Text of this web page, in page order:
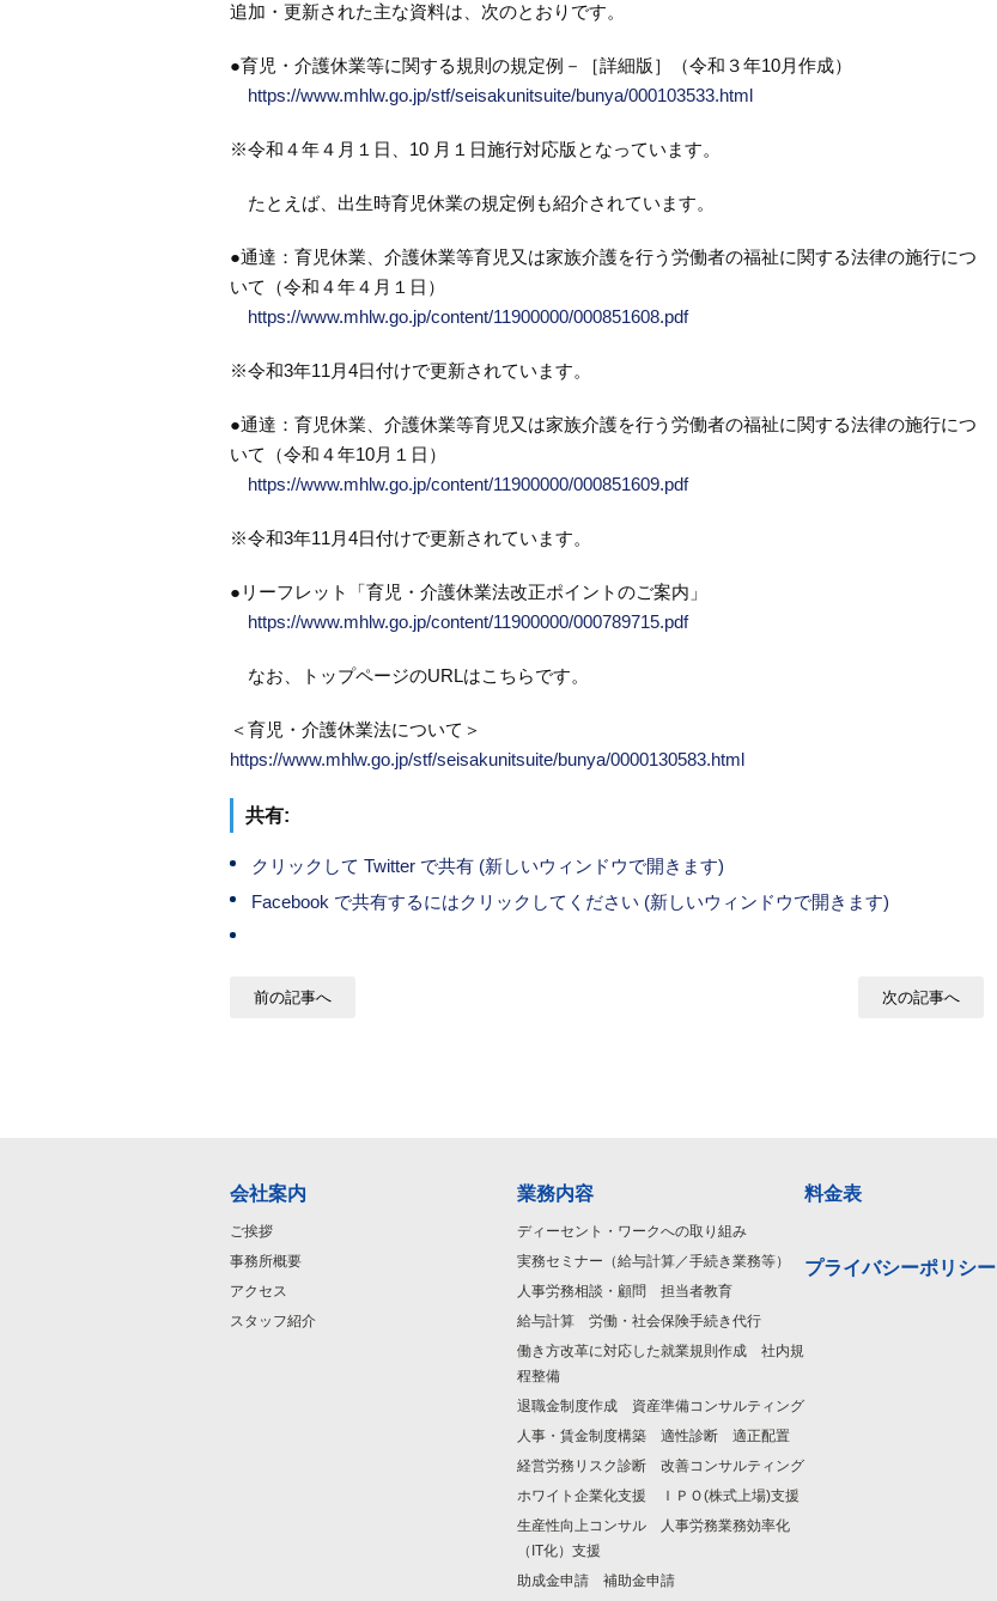
追加・更新された主な資料は、次のとおりです。
●育児・介護休業等に関する規則の規定例－［詳細版］（令和３年10月作成）
https://www.mhlw.go.jp/stf/seisakunitsuite/bunya/000103533.html
※令和４年４月１日、10 月１日施行対応版となっています。
たとえば、出生時育児休業の規定例も紹介されています。
●通達：育児休業、介護休業等育児又は家族介護を行う労働者の福祉に関する法律の施行につ
いて（令和４年４月１日）
https://www.mhlw.go.jp/content/11900000/000851608.pdf
※令和3年11月4日付けで更新されています。
●通達：育児休業、介護休業等育児又は家族介護を行う労働者の福祉に関する法律の施行につ
いて（令和４年10月１日）
https://www.mhlw.go.jp/content/11900000/000851609.pdf
※令和3年11月4日付けで更新されています。
●リーフレット「育児・介護休業法改正ポイントのご案内」
https://www.mhlw.go.jp/content/11900000/000789715.pdf
なお、トップページのURLはこちらです。
＜育児・介護休業法について＞
https://www.mhlw.go.jp/stf/seisakunitsuite/bunya/0000130583.html
共有:
クリックして Twitter で共有 (新しいウィンドウで開きます)
Facebook で共有するにはクリックしてください (新しいウィンドウで開きます)
前の記事へ 次の記事へ
会社案内
ご挨拶
事務所概要
アクセス
スタッフ紹介
業務内容
ディーセント・ワークへの取り組み
実務セミナー（給与計算／手続き業務等）
人事労務相談・顧問 担当者教育
給与計算 労働・社会保険手続き代行
働き方改革に対応した就業規則作成 社内規
程整備
退職金制度作成 資産準備コンサルティング
人事・賃金制度構築 適性診断 適正配置
経営労務リスク診断 改善コンサルティング
ホワイト企業化支援 ＩＰＯ(株式上場)支援
生産性向上コンサル 人事労務業務効率化
（IT化）支援
助成金申請 補助金申請
料金表
プライバシーポリシー